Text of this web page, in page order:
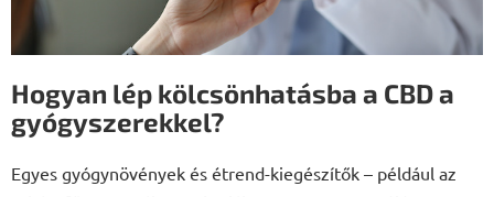
Hogyan lép kölcsönhatásba a CBD a
gyógyszerekkel?
Egyes gyógynövények és étrend-kiegészítők – például az